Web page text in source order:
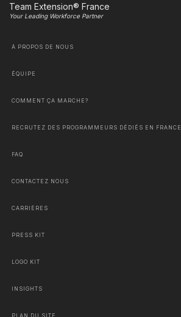
Team Extension® France
Your Leading Workforce Partner
À PROPOS DE NOUS
ÉQUIPE
COMMENT ÇA MARCHE?
RECRUTEZ DES PROGRAMMEURS DÉDIÉS EN FRANCE
FAQ
CONTACTEZ NOUS
CARRIÈRES
PRESS KIT
LOGO KIT
INSIGHTS